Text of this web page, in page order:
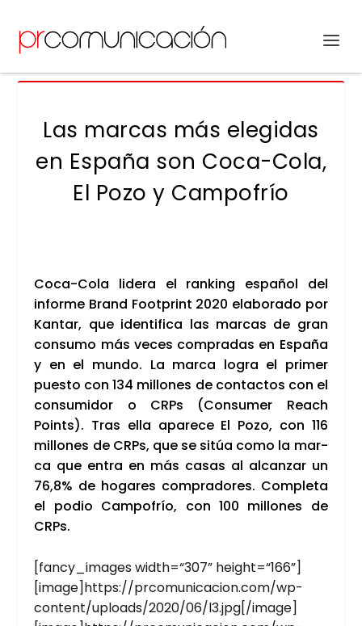
Las marcas más elegidas
en España son Coca-Cola,
El Pozo y Campofrío
Coca-Cola lide­ra el ran­king espa­ñol del
infor­me Brand Foot­print 2020 ela­bo­ra­do por
Kan­tar, que iden­ti­fi­ca las mar­cas de gran
con­su­mo más veces com­pra­das en Espa­ña
y en el mun­do. La mar­ca logra el pri­mer
pues­to con 134 millo­nes de con­tac­tos con el
con­su­mi­dor o CRPs (Con­su­mer Reach
Points). Tras ella apa­re­ce El Pozo, con 116
millo­nes de CRPs, que se sitúa como la mar­
ca que entra en más casas al alcan­zar un
76,8% de hoga­res com­pra­do­res. Com­ple­ta
el podio Cam­po­frío, con 100 millo­nes de
CRPs.
[fancy_images width=“307” height=“166”]
[image]https://prcomunicacion.com/wp-
content/uploads/2020/06/l3.jpg[/image]